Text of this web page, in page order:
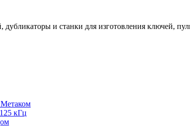
и станки для изготовления ключей,
кГц